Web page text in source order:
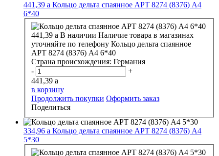
441,39 a Кольцо дельта спаянное АРТ 8274 (8376) А4
6*40
441,39 a В наличии Наличие товара в магазинах
уточняйте по телефону Кольцо дельта спаянное
АРТ 8274 (8376) А4 6*40
Страна происхождения: Германия
-
+
441,39 a
в корзину
Продолжить покупки Оформить заказ
Поделиться
334,96 a Кольцо дельта спаянное АРТ 8274 (8376) А4
5*30